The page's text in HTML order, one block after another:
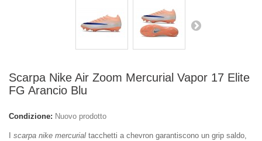
Scarpa Nike Air Zoom Mercurial Vapor 17 Elite
FG Arancio Blu
Condizione: Nuovo prodotto
scarpa nike mercurial tacchetti a chevron garantiscono un grip saldo,